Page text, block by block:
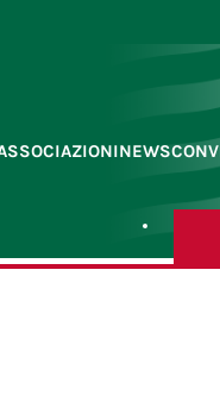
NEWS